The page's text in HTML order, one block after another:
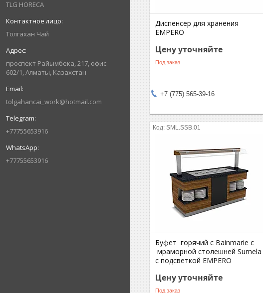
TLG HORECA
Толгахан Чай
проспект Райымбека, 217, офис
602/1, Алматы, Казахстан
tolgahancai_work@hotmail.com
+77755653916
+77755653916
Диспенсер для хранения
EMPERO
Цену уточняйте
Под заказ
+7 (775) 565-39-16
SML.SSB.01
Буфет горячий с Bainmarie c
мраморной столешней Sumela
с подсветкой EMPERO
Цену уточняйте
Под заказ